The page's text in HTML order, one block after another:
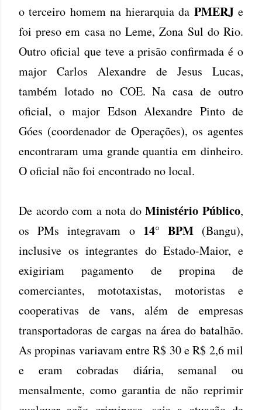
o terceiro homem na hierarquia da PMERJe
foi preso em casa no Leme, Zona Sul do Rio.
Outro oficial que teve a prisão confirmada é o
major Carlos Alexandre de Jesus Lucas,
também lotado no COE. Na casa de outro
oficial, o major Edson Alexandre Pinto de
Góes (coordenador de Operações), os agentes
encontraram uma grande quantia em dinheiro.
O oficial não foi encontrado no local.
De acordo com a nota doMinistério Público,
os PMs integravam o 14° BPM(Bangu),
inclusive os integrantes do Estado-Maior, e
exigiriam pagamento de propina de
comerciantes, mototaxistas, motoristas e
cooperativas de vans, além de empresas
transportadoras de cargas na área do batalhão.
As propinas variavam entre R$ 30 e R$ 2,6 mil
e eram cobradas diária, semanal ou
mensalmente, como garantia de não reprimir